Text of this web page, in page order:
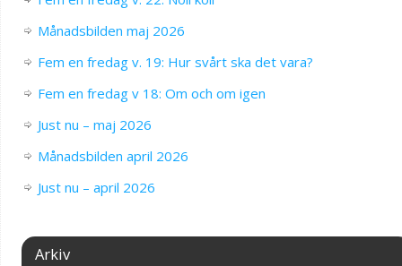
Månadsbilden maj 2026
Fem en fredag v. 19: Hur svårt ska det vara?
Fem en fredag v 18: Om och om igen
Just nu – maj 2026
Månadsbilden april 2026
Just nu – april 2026
Arkiv